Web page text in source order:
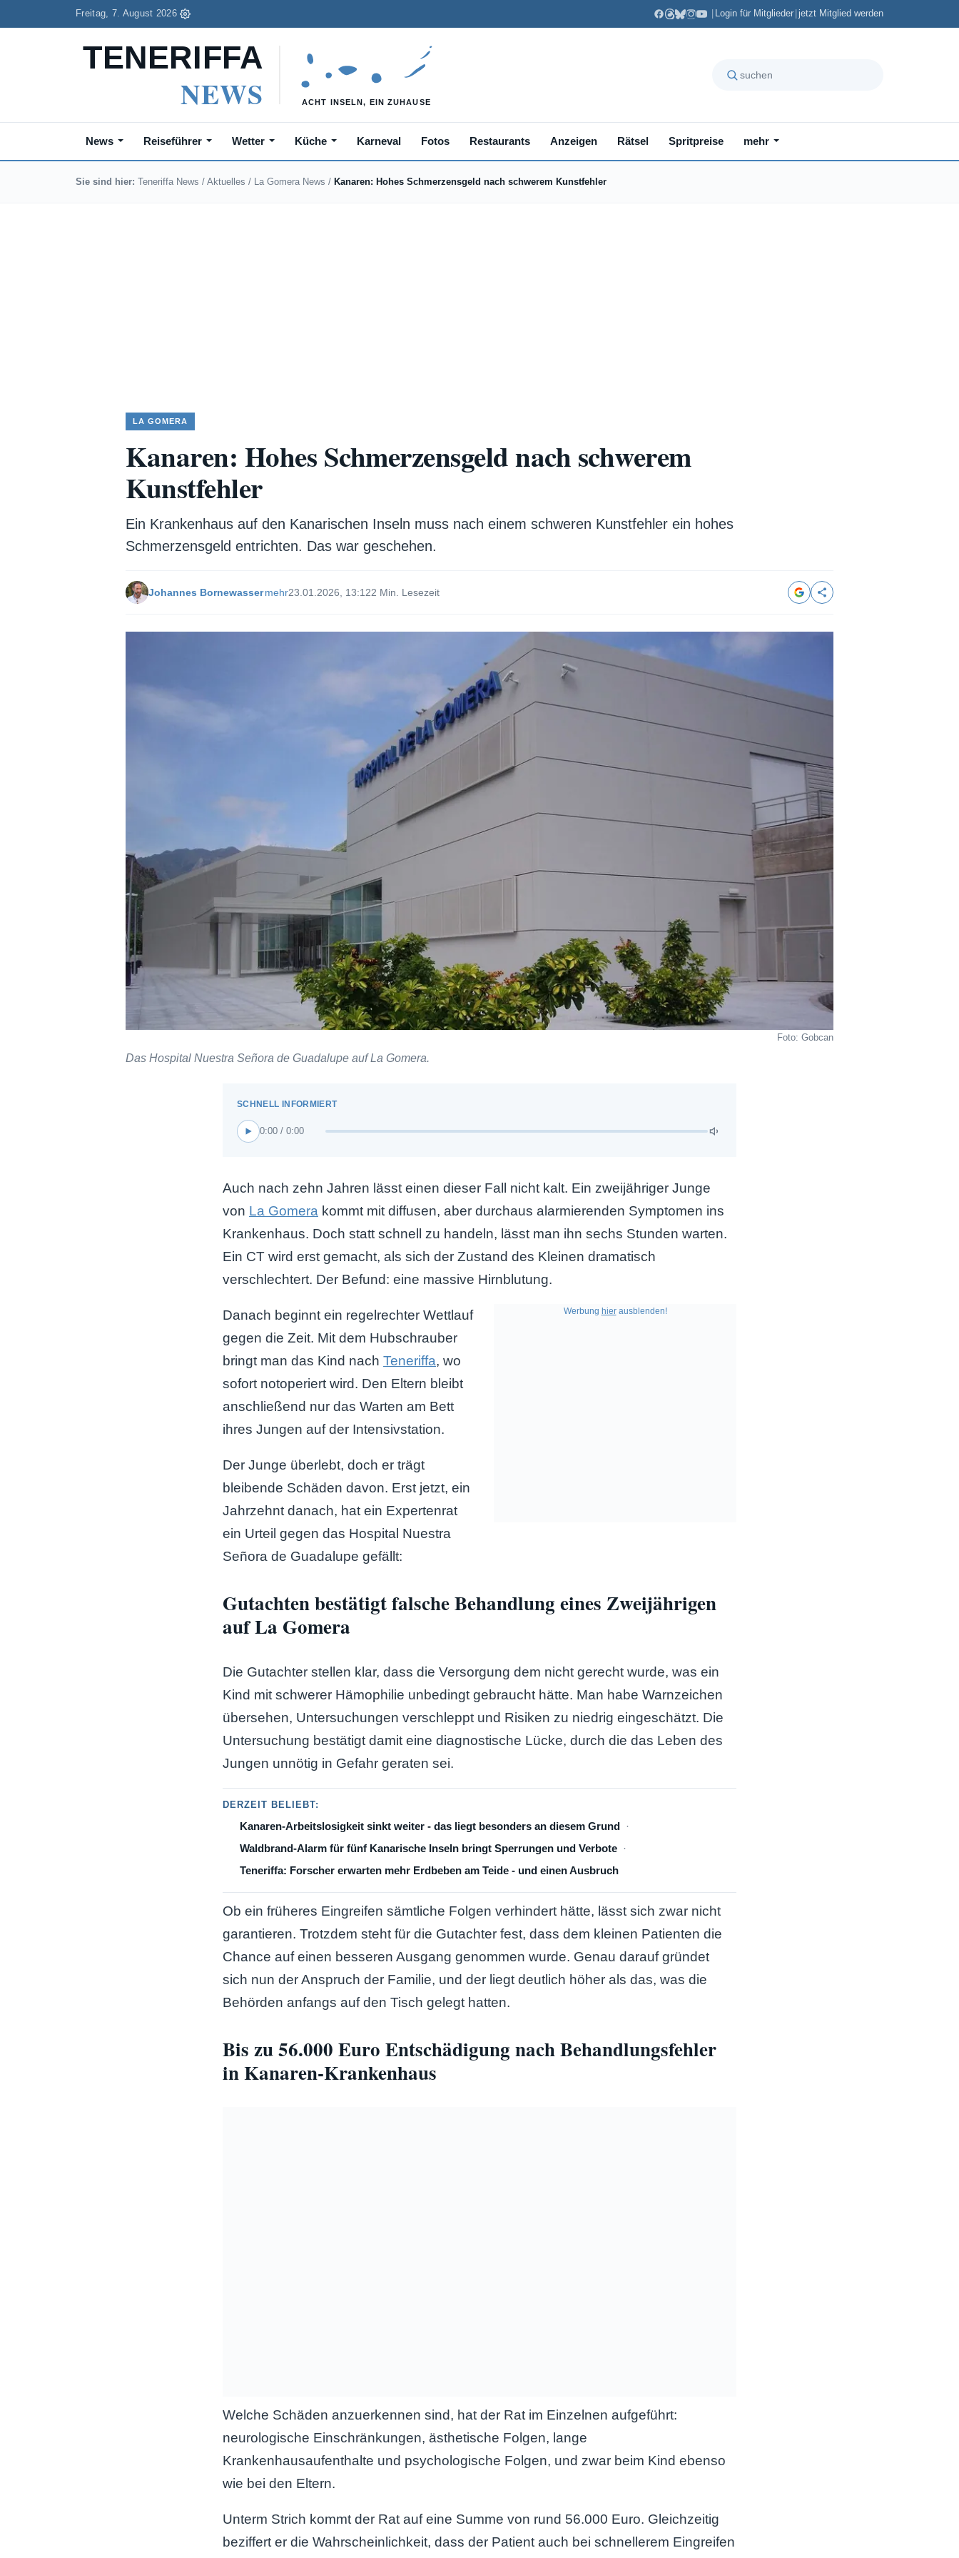
Freitag, 7. August 2026 Login für Mitglieder jetzt Mitglied werden
News Reiseführer Wetter Küche Karneval Fotos Restaurants Anzeigen Rätsel Spritpreise mehr
Sie sind hier: Teneriffa News / Aktuelles / La Gomera News / Kanaren: Hohes Schmerzensgeld nach schwerem Kunstfehler
LA GOMERA
Kanaren: Hohes Schmerzensgeld nach schwerem
Kunstfehler
Ein Krankenhaus auf den Kanarischen Inseln muss nach einem schweren Kunstfehler ein hohes
Schmerzensgeld entrichten. Das war geschehen.
Johannes Bornewassermehr23.01.2026, 13:122 Min. Lesezeit
Foto: Gobcan
Das Hospital Nuestra Señora de Guadalupe auf La Gomera.
0:00 / 0:00
Auch nach zehn Jahren lässt einen dieser Fall nicht kalt. Ein zweijähriger Junge
von La Gomera kommt mit diffusen, aber durchaus alarmierenden Symptomen ins
Krankenhaus. Doch statt schnell zu handeln, lässt man ihn sechs Stunden warten.
Ein CT wird erst gemacht, als sich der Zustand des Kleinen dramatisch
verschlechtert. Der Befund: eine massive Hirnblutung.
Werbung hierausblenden!
Danach beginnt ein regelrechter Wettlauf
gegen die Zeit. Mit dem Hubschrauber
bringt man das Kind nach Teneriffa, wo
sofort notoperiert wird. Den Eltern bleibt
anschließend nur das Warten am Bett
ihres Jungen auf der Intensivstation.
Der Junge überlebt, doch er trägt
bleibende Schäden davon. Erst jetzt, ein
Jahrzehnt danach, hat ein Expertenrat
ein Urteil gegen das Hospital Nuestra
Señora de Guadalupe gefällt:
Gutachten bestätigt falsche Behandlung eines Zweijährigen
auf La Gomera
Die Gutachter stellen klar, dass die Versorgung dem nicht gerecht wurde, was ein
Kind mit schwerer Hämophilie unbedingt gebraucht hätte. Man habe Warnzeichen
übersehen, Untersuchungen verschleppt und Risiken zu niedrig eingeschätzt. Die
Untersuchung bestätigt damit eine diagnostische Lücke, durch die das Leben des
Jungen unnötig in Gefahr geraten sei.
DERZEIT BELIEBT:
Kanaren-Arbeitslosigkeit sinkt weiter - das liegt besonders an diesem Grund
Waldbrand-Alarm für fünf Kanarische Inseln bringt Sperrungen und Verbote
Teneriffa: Forscher erwarten mehr Erdbeben am Teide - und einen Ausbruch
Ob ein früheres Eingreifen sämtliche Folgen verhindert hätte, lässt sich zwar nicht
garantieren. Trotzdem steht für die Gutachter fest, dass dem kleinen Patienten die
Chance auf einen besseren Ausgang genommen wurde. Genau darauf gründet
sich nun der Anspruch der Familie, und der liegt deutlich höher als das, was die
Behörden anfangs auf den Tisch gelegt hatten.
Bis zu 56.000 Euro Entschädigung nach Behandlungsfehler
in Kanaren-Krankenhaus
Welche Schäden anzuerkennen sind, hat der Rat im Einzelnen aufgeführt:
neurologische Einschränkungen, ästhetische Folgen, lange
Krankenhausaufenthalte und psychologische Folgen, und zwar beim Kind ebenso
wie bei den Eltern.
Unterm Strich kommt der Rat auf eine Summe von rund 56.000 Euro. Gleichzeitig
beziffert er die Wahrscheinlichkeit, dass der Patient auch bei schnellerem Eingreifen